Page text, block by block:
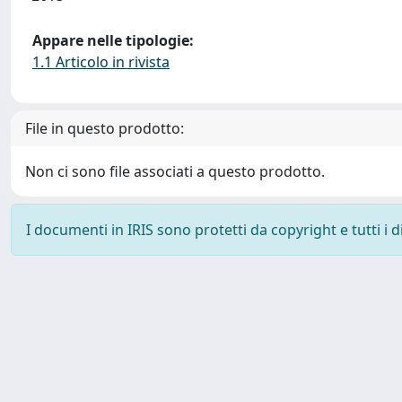
Appare nelle tipologie:
1.1 Articolo in rivista
File in questo prodotto:
Non ci sono file associati a questo prodotto.
I documenti in IRIS sono protetti da copyright e tutti i